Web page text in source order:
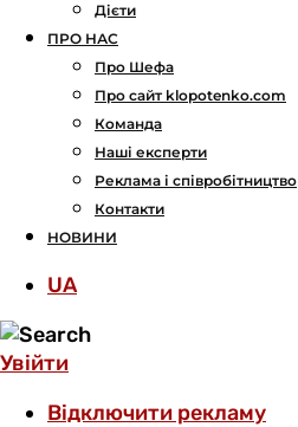
Дієти
ПРО НАС
Про Шефа
Про сайт klopotenko.com
Команда
Наші експерти
Реклама і співробітництво
Контакти
НОВИНИ
UA
Увійти
Відключити рекламу